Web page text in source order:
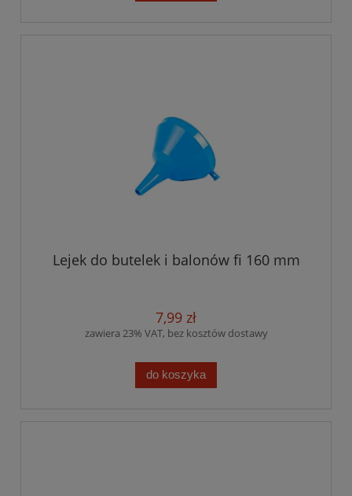
Lejek do butelek i balonów fi 160 mm
7,99 zł
zawiera 23% VAT, bez kosztów dostawy
do koszyka